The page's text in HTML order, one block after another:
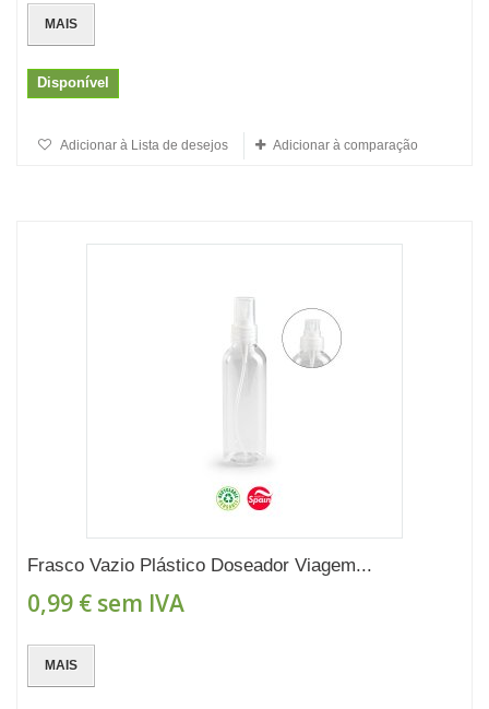
MAIS
Disponível
Adicionar à Lista de desejos Adicionar à comparação
Frasco Vazio Plástico Doseador Viagem...
0,99 € sem IVA
MAIS